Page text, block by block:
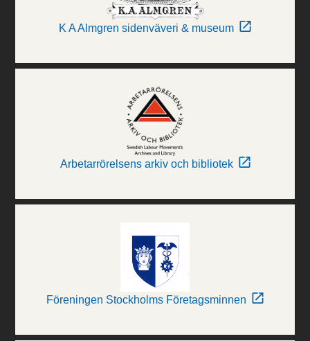
K A Almgren sidenväveri & museum
Arbetarrörelsens arkiv och bibliotek
Föreningen Stockholms Företagsminnen